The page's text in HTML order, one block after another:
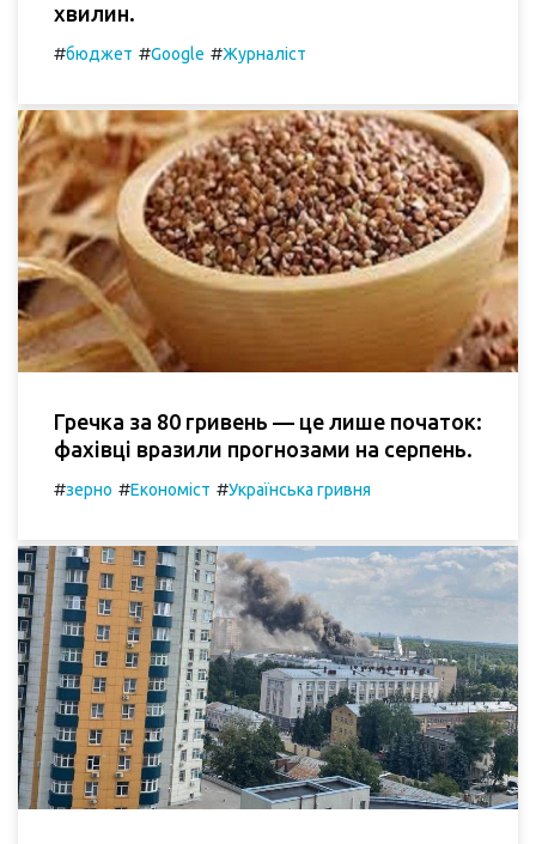
хвилин.
#бюджет #Google #Журналіст
Гречка за 80 гривень — це лише початок:
фахівці вразили прогнозами на серпень.
#зерно #Економіст #Українська гривня